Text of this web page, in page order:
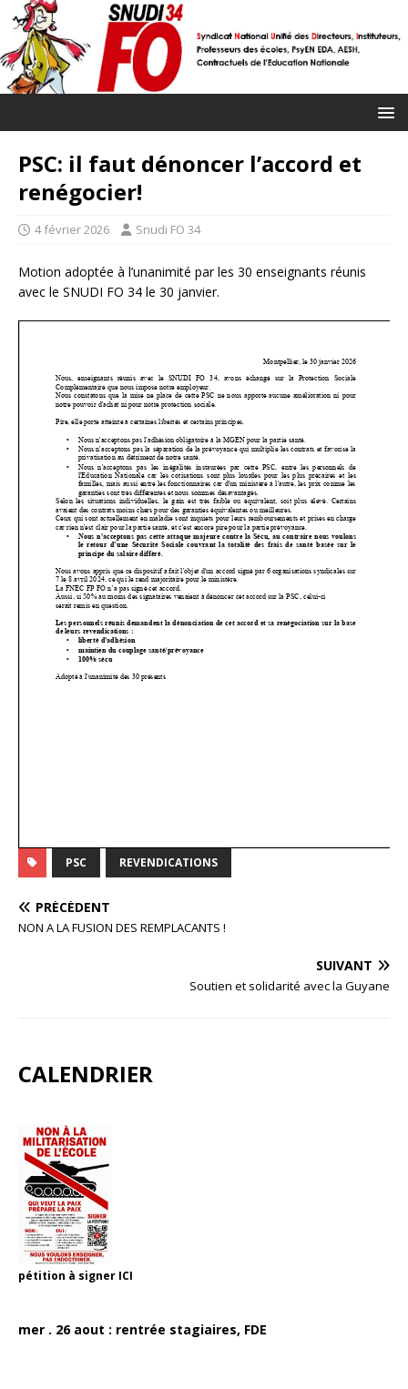
PSC: il faut dénoncer l’accord et
renégocier!
4 février 2026 Snudi FO 34
Motion adoptée à l’unanimité par les 30 enseignants réunis
avec le SNUDI FO 34 le 30 janvier.
PSC REVENDICATIONS
PRÉCÉDENT
NON A LA FUSION DES REMPLACANTS !
SUIVANT
Soutien et solidarité avec la Guyane
CALENDRIER
pétition à signer ICI
mer . 26 aout : rentrée stagiaires, FDE